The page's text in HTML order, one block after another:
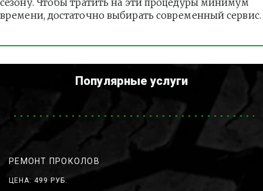
сезону. Чтобы тратить на эти процедуры минимум
времени, достаточно выбирать современный сервис.
Популярные услуги
РЕМОНТ ПРОКОЛОВ
ЦЕНА: 499 РУБ.